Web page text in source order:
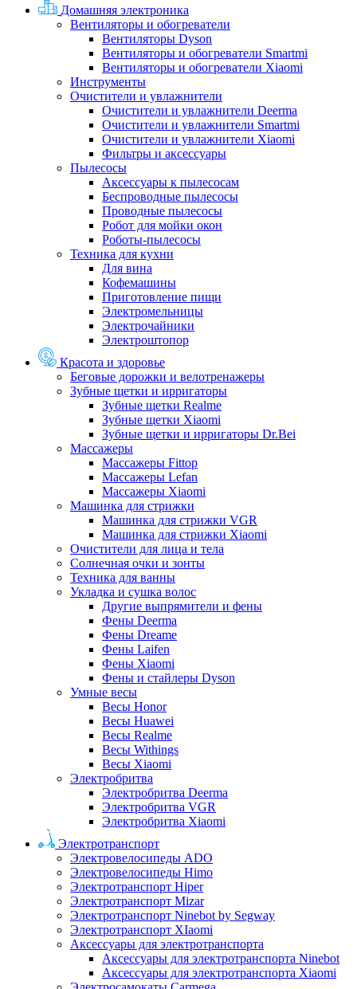
Домашняя электроника
Вентиляторы и обогреватели
Вентиляторы Dyson
Вентиляторы и обогреватели Smartmi
Вентиляторы и обогреватели Xiaomi
Инструменты
Очистители и увлажнители
Очистители и увлажнители Deerma
Очистители и увлажнители Smartmi
Очистители и увлажнители Xiaomi
Фильтры и аксессуары
Пылесосы
Аксессуары к пылесосам
Беспроводные пылесосы
Проводные пылесосы
Робот для мойки окон
Роботы-пылесосы
Техника для кухни
Для вина
Кофемашины
Приготовление пищи
Электромельницы
Электрочайники
Электроштопор
Красота и здоровье
Беговые дорожки и велотренажеры
Зубные щетки и ирригаторы
Зубные щетки Realme
Зубные щетки Xiaomi
Зубные щетки и ирригаторы Dr.Bei
Массажеры
Массажеры Fittop
Массажеры Lefan
Массажеры Xiaomi
Машинка для стрижки
Машинка для стрижки VGR
Машинка для стрижки Xiaomi
Очистители для лица и тела
Солнечная очки и зонты
Техника для ванны
Укладка и сушка волос
Другие выпрямители и фены
Фены Deerma
Фены Dreame
Фены Laifen
Фены Xiaomi
Фены и стайлеры Dyson
Умные весы
Весы Honor
Весы Huawei
Весы Realme
Весы Withings
Весы Xiaomi
Электробритва
Электробритва Deerma
Электробритва VGR
Электробритва Xiaomi
Электротранспорт
Электровелосипеды ADO
Электровелосипеды Himo
Электротранспорт Hiper
Электротранспорт Mizar
Электротранспорт Ninebot by Segway
Электротранспорт XIaomi
Аксессуары для электротранспорта
Аксессуары для электротранспорта Ninebot
Аксессуары для электротранспорта Xiaomi